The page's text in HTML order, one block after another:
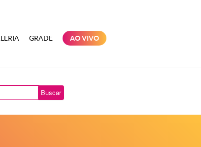
GRADE AO VIVO
Buscar